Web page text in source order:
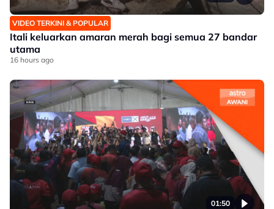
VIDEO TERKINI & POPULAR
Itali keluarkan amaran merah bagi semua 27 bandar
utama
16 hours ago
01:50